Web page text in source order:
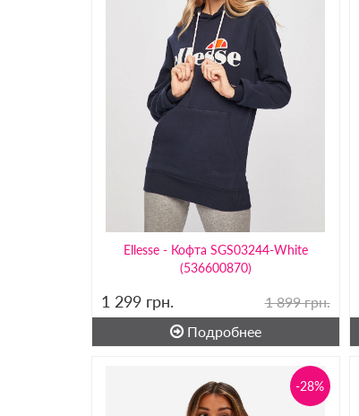
Ellesse - Кофта SGS03244-White
(536600870)
1 299 грн.
1 899 грн.
Подробнее
-28%